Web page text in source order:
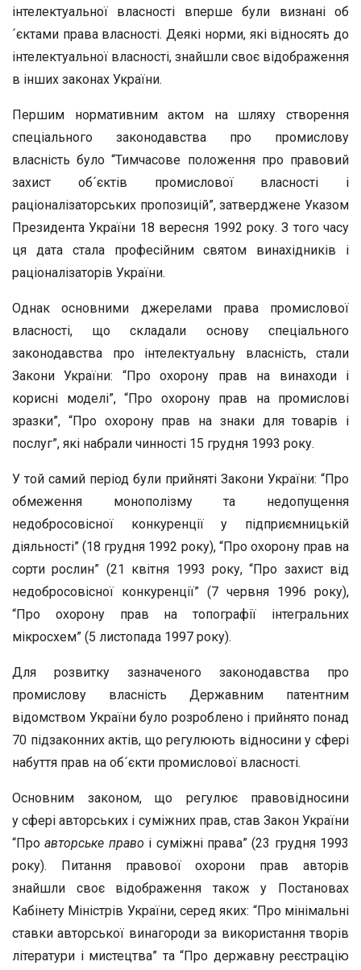
інтелектуальної власності вперше були визнані об
´єктами права власності. Деякі норми, які відносять до
інтелектуальної власності, знайшли своє відображення
в інших законах України.
Першим нормативним актом на шляху створення
спеціального законодавства про промислову
власність було “Тимчасове положення про правовий
захист об´єктів промислової власності і
раціоналізаторських пропозицій”, затверджене Указом
Президента України 18 вересня 1992 року. З того часу
ця дата стала професійним святом винахідників і
раціоналізаторів України.
Однак основними джерелами права промислової
власності, що складали основу спеціального
законодавства про інтелектуальну власність, стали
Закони України: “Про охорону прав на винаходи і
корисні моделі”, “Про охорону прав на промислові
зразки”, “Про охорону прав на знаки для товарів і
послуг”, які набрали чинності 15 грудня 1993 року.
У той самий період були прийняті Закони України: “Про
обмеження монополізму та недопущення
недобросовісної конкуренції у підприємницькій
діяльності” (18 грудня 1992 року), “Про охорону прав на
сорти рослин” (21 квітня 1993 року, “Про захист від
недобросовісної конкуренції” (7 червня 1996 року),
“Про охорону прав на топографії інтегральних
мікросхем” (5 листопада 1997 року).
Для розвитку зазначеного законодавства про
промислову власність Державним патентним
відомством України було розроблено і прийнято понад
70 підзаконних актів, що регулюють відносини у сфері
набуття прав на об´єкти промислової власності.
Основним законом, що регулює правовідносини
у сфері авторських і суміжних прав, став Закон України
“Проавторське право і суміжні права” (23 грудня 1993
року). Питання правової охорони прав авторів
знайшли своє відображення також у Постановах
Кабінету Міністрів України, серед яких: “Про мінімальні
ставки авторської винагороди за використання творів
літератури і мистецтва” та “Про державну реєстрацію